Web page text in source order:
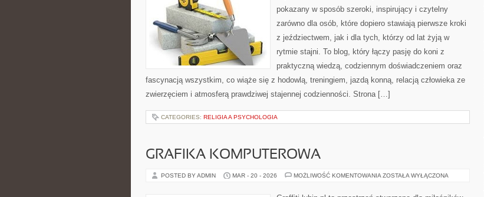
pokazany w sposób szeroki, inspirujący i czytelny
zarówno dla osób, które dopiero stawiają pierwsze kroki
z jeździectwem, jak i dla tych, którzy od lat żyją w
rytmie stajni. To blog, który łączy pasję do koni z
praktyczną wiedzą, codziennym doświadczeniem oraz
fascynacją wszystkim, co wiąże się z hodowlą, treningiem, jazdą konną, relacją człowieka ze
zwierzęciem i atmosferą prawdziwej stajennej codzienności. Strona […]
CATEGORIES: RELIGIA A PSYCHOLOGIA
GRAFIKA KOMPUTEROWA
POSTED BY ADMIN MAR - 20 - 2026 MOŻLIWOŚĆ KOMENTOWANIA GRAFIKA
ZOSTAŁA WYŁĄCZONA